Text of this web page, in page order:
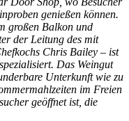
genießen können.
großen Balkon und
der Leitung des mit
Chris Bailey – ist
Das Weingut
Unterkunft wie zu
im Freien
geöffnet ist, die